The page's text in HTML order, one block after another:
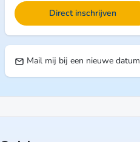
Direct inschrijven
Mail mij bij een nieuwe datum